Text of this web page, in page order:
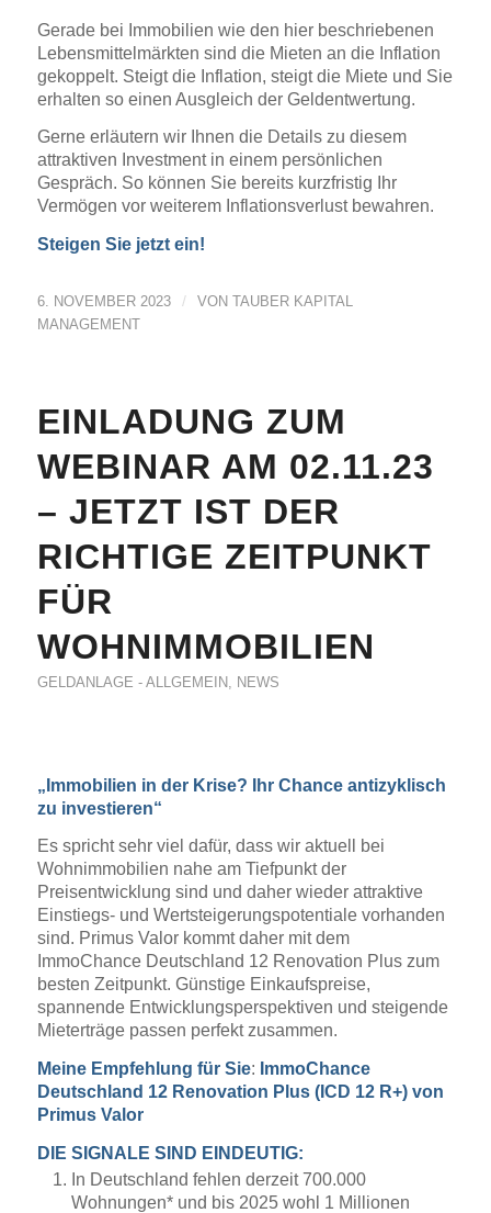
Gerade bei Immobilien wie den hier beschriebenen
Lebensmittelmärkten sind die Mieten an die Inflation
gekoppelt. Steigt die Inflation, steigt die Miete und Sie
erhalten so einen Ausgleich der Geldentwertung.
Gerne erläutern wir Ihnen die Details zu diesem
attraktiven Investment in einem persönlichen
Gespräch. So können Sie bereits kurzfristig Ihr
Vermögen vor weiterem Inflationsverlust bewahren.
Steigen Sie jetzt ein!
6. NOVEMBER 2023 / VON TAUBER KAPITAL
MANAGEMENT
EINLADUNG ZUM
WEBINAR AM 02.11.23
– JETZT IST DER
RICHTIGE ZEITPUNKT
FÜR
WOHNIMMOBILIEN
GELDANLAGE - ALLGEMEIN, NEWS
„Immobilien in der Krise? Ihr Chance antizyklisch
zu investieren“
Es spricht sehr viel dafür, dass wir aktuell bei
Wohnimmobilien nahe am Tiefpunkt der
Preisentwicklung sind und daher wieder attraktive
Einstiegs- und Wertsteigerungspotentiale vorhanden
sind. Primus Valor kommt daher mit dem
ImmoChance Deutschland 12 Renovation Plus zum
besten Zeitpunkt. Günstige Einkaufspreise,
spannende Entwicklungsperspektiven und steigende
Mieterträge passen perfekt zusammen.
Meine Empfehlung für Sie: ImmoChance
Deutschland 12 Renovation Plus (ICD 12 R+) von
Primus Valor
DIE SIGNALE SIND EINDEUTIG:
In Deutschland fehlen derzeit 700.000
Wohnungen* und bis 2025 wohl 1 Millionen